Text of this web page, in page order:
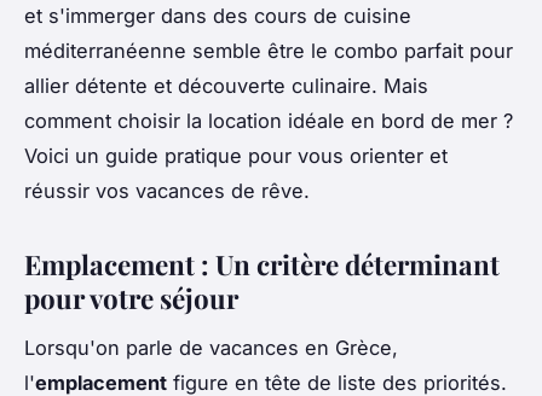
et s'immerger dans des cours de cuisine
méditerranéenne semble être le combo parfait pour
allier détente et découverte culinaire. Mais
comment choisir la location idéale en bord de mer ?
Voici un guide pratique pour vous orienter et
réussir vos vacances de rêve.
Emplacement : Un critère déterminant
pour votre séjour
Lorsqu'on parle de vacances en Grèce,
l'emplacement figure en tête de liste des priorités.